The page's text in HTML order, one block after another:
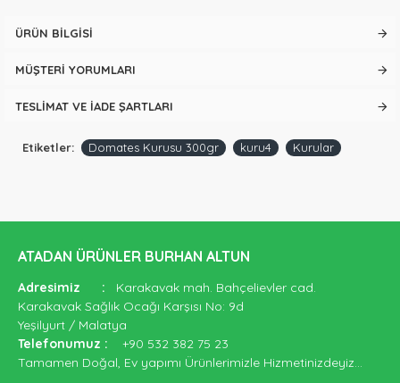
ÜRÜN BILGISI
MÜŞTERI YORUMLARI
TESLIMAT VE İADE ŞARTLARI
Etiketler: Domates Kurusu 300gr kuru4 Kurular
ATADAN ÜRÜNLER BURHAN ALTUN
Adresimiz :
Karakavak mah. Bahçelievler cad.
Karakavak Sağlık Ocağı Karşısı No: 9d
Yeşilyurt / Malatya
Telefonumuz : +90 532 382 75 23
Tamamen Doğal, Ev yapımı Ürünlerimizle Hizmetinizdeyiz...